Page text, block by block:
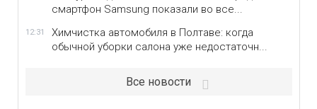
смартфон Samsung показали во все...
12:31
Химчистка автомобиля в Полтаве: когда
обычной уборки салона уже недостаточн...
Все новости